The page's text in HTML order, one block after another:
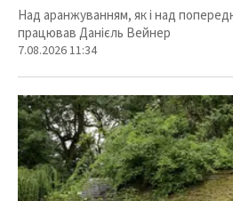
Над аранжуванням, як і над
працював Данієль Вейнер
7.08.2026 11:34